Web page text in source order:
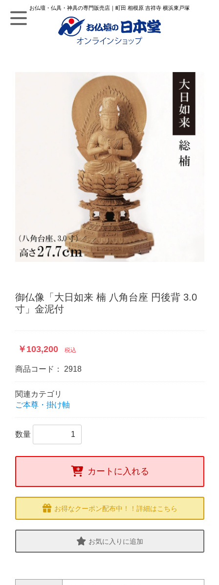
お仏壇・仏具・神具の専門販売店｜町田 相模原 吉祥寺 横浜東戸塚
御仏像「大日如来 楠 八角台座 円後背 3.0
寸」金泥付
￥103,200 税込
商品コード： 2918
関連カテゴリ
ご本尊・掛け軸
数量
カートに入れる
お得なクーポン配布中！！詳細はこちら
お気に入りに追加